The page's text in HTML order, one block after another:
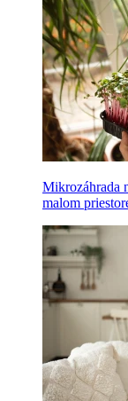
Mikrozáhrada
malom